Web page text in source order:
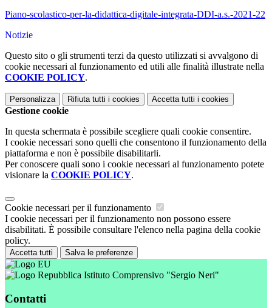
Piano-scolastico-per-la-didattica-digitale-integrata-DDI-a.s.-2021-22
Notizie
Questo sito o gli strumenti terzi da questo utilizzati si avvalgono di
cookie necessari al funzionamento ed utili alle finalità illustrate nella
COOKIE POLICY.
Personalizza Rifiuta tutti i cookies Accetta tutti i cookies
Gestione cookie
In questa schermata è possibile scegliere quali cookie consentire.
I cookie necessari sono quelli che consentono il funzionamento della
piattaforma e non è possibile disabilitarli.
Per conoscere quali sono i cookie necessari al funzionamento potete
visionare la COOKIE POLICY.
Cookie necessari per il funzionamento
I cookie necessari per il funzionamento non possono essere
disabilitati. È possibile consultare l'elenco nella pagina della cookie
policy.
Accetta tutti Salva le preferenze
Istituto Comprensivo "Sergio Neri"
Contatti